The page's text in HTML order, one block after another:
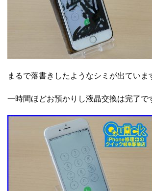
まるで落書きしたようなシミが出ていま
一時間ほどお預かりし液晶交換は完了で